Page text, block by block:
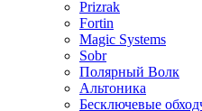
Prizrak
Fortin
Magic Systems
Sobr
Полярный Волк
Альтоника
Бесключевые